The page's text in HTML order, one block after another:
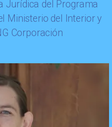
Jurídica del Programa
Ministerio del Interior y
Corporación